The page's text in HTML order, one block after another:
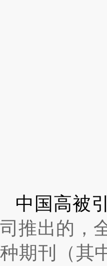
中国高被
司推出的，
种期刊（其